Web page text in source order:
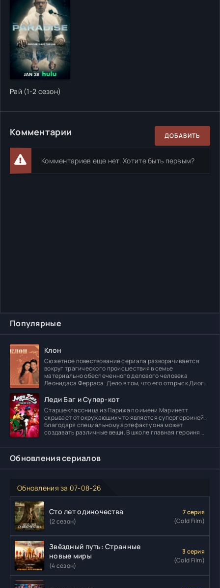
Популярные
Клон
Сюжетное повествование сериала разворачивается
вокруг трагического происшествия в семье
материально обеспеченного делового человека
Леонидаса Ферраса. Дело в том, что его отпрыск Диога
Леди Баг и Супер-кот
Старшеклассница из Парижа по имени Маринетт
скрывает от окружающих что является супергероиней.
Благодаря специальному артефакту она может
создавать различные вещи. В школе главная героиня
Обновления сериалов
Обновления за 07-08-26
Сто лет одиночества
(2 сезон)
7 серия
(Cold Film)
Звёздный путь: Странные
новые миры
(4 сезон)
3 серия
(Cold Film)
Рай (1-2 сезон)
Комментарии ДОБАВИТЬ
Комментариев еще нет. Хотите быть первым?